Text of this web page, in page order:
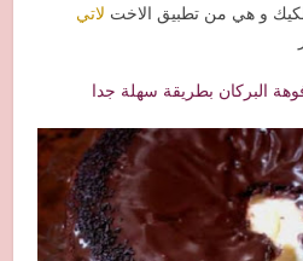
و هي من تطبيق الاخت لاتي
البركان بطريقة سهلة جدا